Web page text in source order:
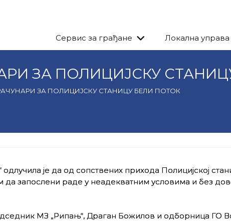
Сервис за грађане Локална управа
ЗА ПОЛИЦИЈСКУ
ЗА ПОЛИЦИЈСКУ СТАНИЦУ БЕЛИ ПОТОК
је да од сопствених прихода Полицијској
да запослени раде у неадекватним условима и без
МЗ „Рипањ“, Драган Божилов и одборница ГО